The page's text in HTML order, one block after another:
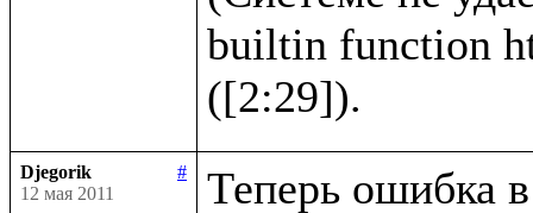
builtin function
Djegorik
#
12 мая 2011